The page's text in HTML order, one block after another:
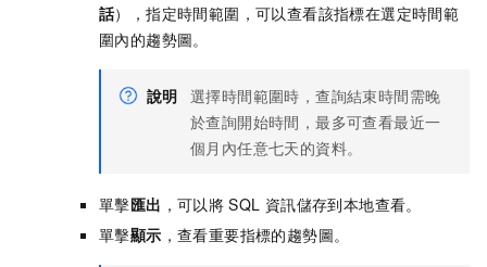
話），指定時間範圍，可以查看該指標在選定時間範
圍內的趨勢圖。
說明 選擇時間範圍時，查詢結束時間需晚
於查詢開始時間，最多可查看最近一
個月內任意七天的資料。
單擊匯出 ，可以將 SQL 資訊儲存到本地查看。
單擊顯示 ，查看重要指標的趨勢圖。